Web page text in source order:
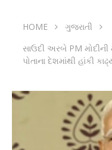
HOME
ગુજરાતી
સાઉદી અરબે PM મોદીની
પોતાના દેશમાંથી હાંકી